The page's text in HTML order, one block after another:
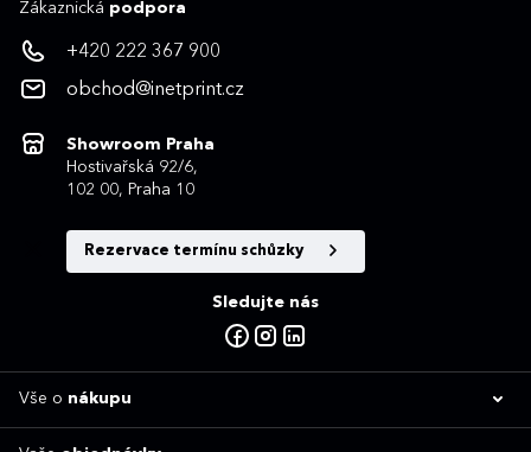
Zákaznická podpora
+420 222 367 900
obchod@inetprint.cz
Showroom Praha
Hostivařská 92/6,
102 00, Praha 10
Rezervace termínu schůzky
Sledujte nás
Vše o nákupu